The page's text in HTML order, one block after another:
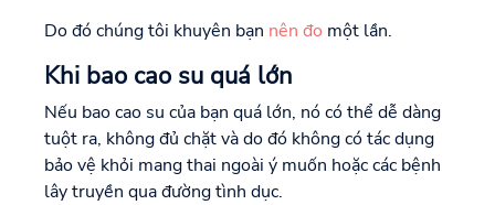
Do đó chúng tôi khuyên bạn nên đo một lần.
Khi bao cao su quá lớn
Nếu bao cao su của bạn quá lớn, nó có thể dễ dàng
tuột ra, không đủ chặt và do đó không có tác dụng
bảo vệ khỏi mang thai ngoài ý muốn hoặc các bệnh
lây truyền qua đường tình dục.